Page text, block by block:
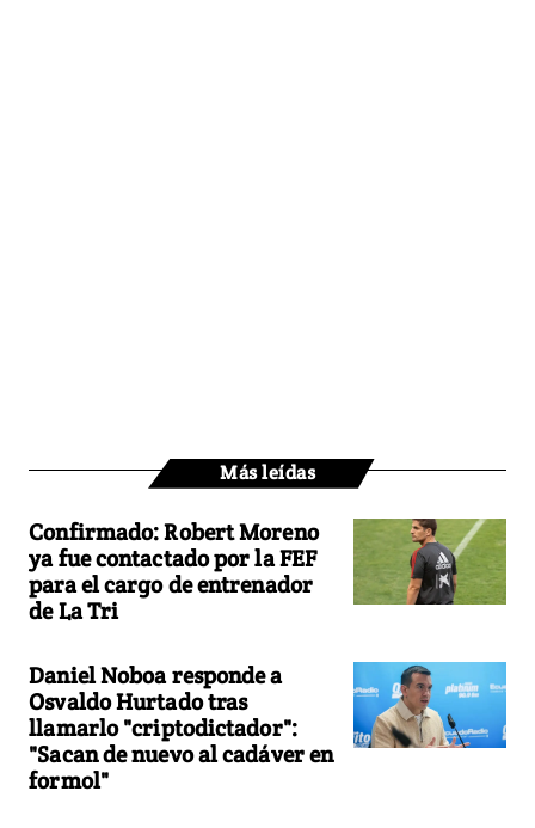
Más leídas
Confirmado: Robert Moreno
ya fue contactado por la FEF
para el cargo de entrenador
de La Tri
Daniel Noboa responde a
Osvaldo Hurtado tras
llamarlo "criptodictador":
"Sacan de nuevo al cadáver en
formol"